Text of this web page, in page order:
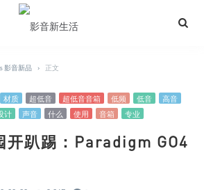
影音新品 › 正文
材质 超低音 超低音音箱 低频 低音
高音
计 声音 什么 使用 音箱 专业
开趴踢：Paradigm GO4